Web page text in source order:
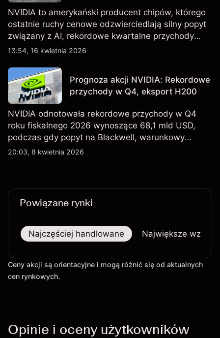
NVIDIA to amerykański producent chipów, którego
ostatnie ruchy cenowe odzwierciedlają silny popyt
związany z AI, rekordowe kwartalne przychody
oraz utrzymującą się niepewność wokół kontroli
zewnętrznych analityków.
13:54, 16 kwietnia 2026
Prognoza akcji NVIDIA: Rekordowe
przychody w Q4, eksport H200
NVIDIA odnotowała rekordowe przychody w Q4
roku fiskalnego 2026 wynoszące 68,1 mld USD,
podczas gdy popyt na Blackwell, warunkowy
eksport H200 do Chin oraz osłabienie szerszego
20:03, 8 kwietnia 2026
Powiązane rynki
Najczęściej handlowane Największe wzrosty
Ceny akcji są orientacyjne i mogą różnić się od aktualnych
cen rynkowych.
Opinie i oceny użytkowników